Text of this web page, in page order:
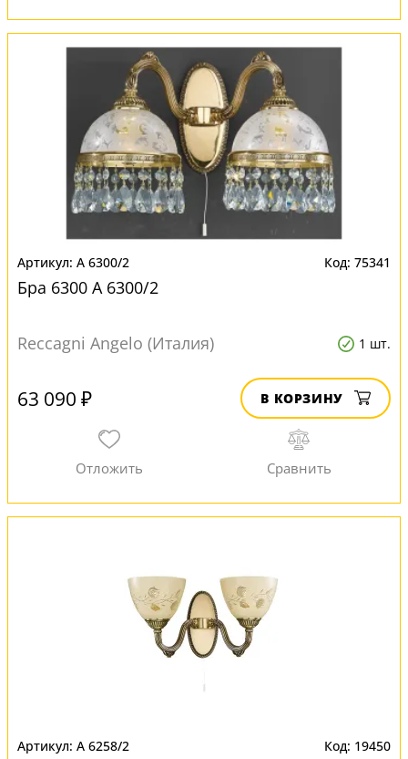
A 6300/2 75341
Бра 6300 A 6300/2
Reccagni Angelo (Италия) 1 шт.
63 090 ₽ В КОРЗИНУ
A 6258/2 19450